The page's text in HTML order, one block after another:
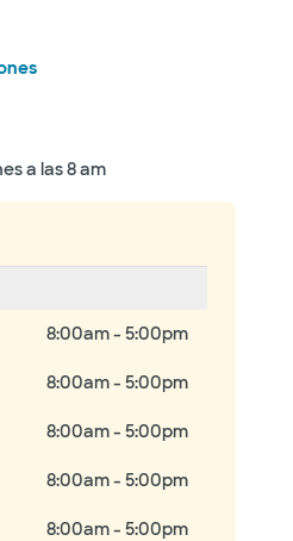
a las 8 am
8:00am - 5:00pm
8:00am - 5:00pm
8:00am - 5:00pm
8:00am - 5:00pm
8:00am - 5:00pm